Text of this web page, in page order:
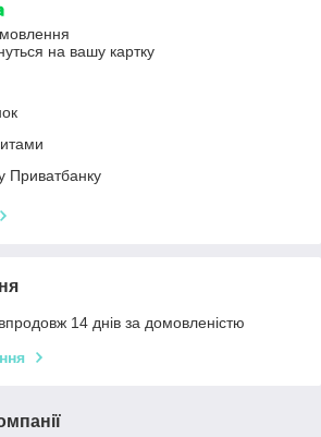
на вашу картку
Приватбанку
14 днів за домовленістю